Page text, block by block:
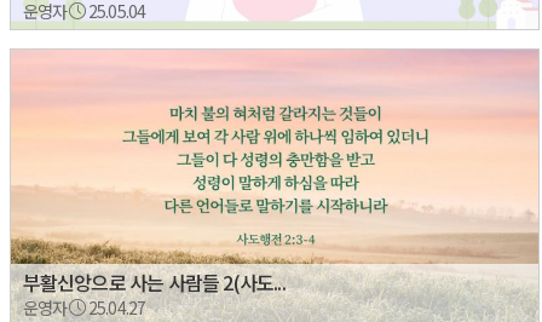
운영자 25.05.04
부활신앙으로 사는 사람들 2(사도...
운영자 25.04.27